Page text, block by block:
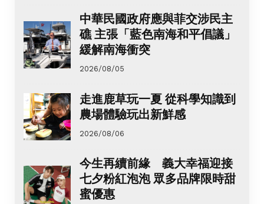
中華民國政府應與菲交涉民主
礁 主張「藍色南海和平倡議」
緩解南海衝突
2026/08/05
走進鹿草玩一夏 從科學知識到
農場體驗玩出新鮮感
2026/08/06
今生再續前緣 義大幸福迎接
七夕粉紅泡泡 眾多品牌限時甜
蜜優惠